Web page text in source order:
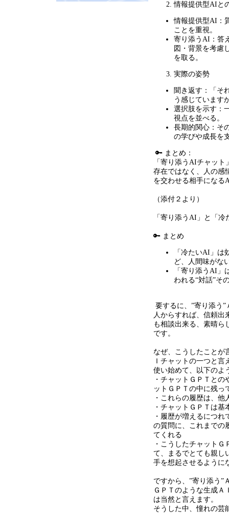
情報提供型AI と
情報提供型AI ：
ことを重視。
寄り添う AI ：答
図・背景を考慮
を取る。
実際の姿勢
聞き返す：「そ
う感じています
選択肢を示す：
視点を並べる。
長期的関心：そ
の学びや成長を
🔑 まとめ：
「寄り添う AIチャット
存在ではなく、人の感
を交わせる相手になる
（添付２より）
「寄り添う AI 」と「冷
🔑 まとめ
「冷たいAI 」は
ど、人間味がな
「寄り添う AI 」
われる“対話”そ
要するに、”寄り添う
人からすれば、信頼出
も相談出来る、素晴ら
です。
なぜ、こうしたことが
Ｉチャットの一つと
使い始めて、以下のよ
・チャットＧＰＴと
ットＧＰＴの中に残っ
・これらの履歴は、
・チャットＧＰＴは
・履歴が増えるにつ
の質問に、これまでの
てくれる
・こうしたチャット
て、まるでとても親し
手を想起させるように
ですから、”寄り添う”
ＧＰＴのような生成Ａ
は当然と言えます。
そうした中、憧れの芸